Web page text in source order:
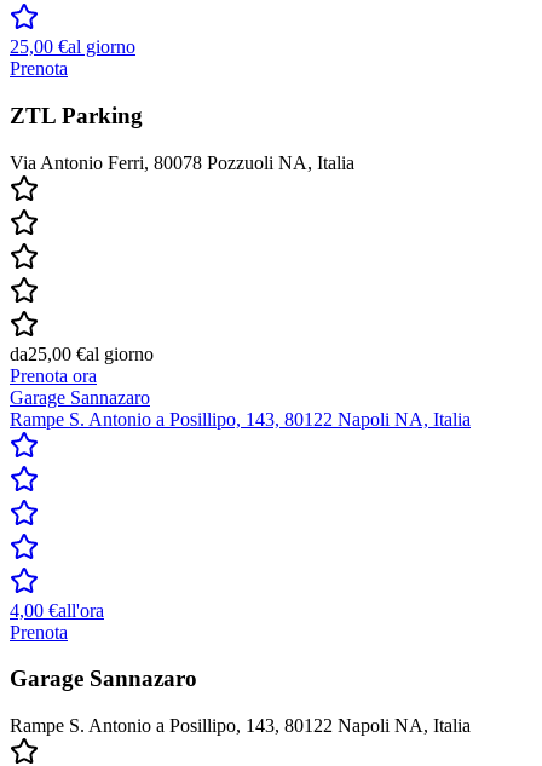
25,00 €al giorno
Prenota
ZTL Parking
Via Antonio Ferri, 80078 Pozzuoli NA, Italia
da25,00 €al giorno
Prenota ora
Garage Sannazaro
Rampe S. Antonio a Posillipo, 143, 80122 Napoli NA, Italia
4,00 €all'ora
Prenota
Garage Sannazaro
Rampe S. Antonio a Posillipo, 143, 80122 Napoli NA, Italia